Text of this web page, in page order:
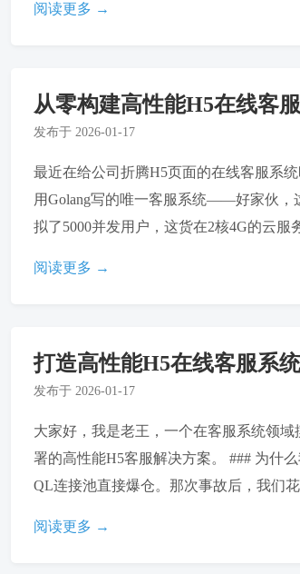
阅读更多 →
从零构建高性能H5在线客
发布于 2026-01-17
最近在给公司折腾H5页面的在线客服系
用Golang写的唯一客服系统——好家伙，
拟了5000并发用户，这货在2核4G的云服
阅读更多 →
打造高性能H5在线客服系
发布于 2026-01-17
大家好，我是老王，一个在客服系统领
署的高性能H5客服解决方案。 ### 为什
QL连接池直接爆仓。那次事故后，我们
阅读更多 →